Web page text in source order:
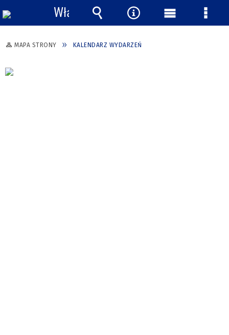
MAPA STRONY KALENDARZ WYDARZEŃ
Włącz
powiadomienia
Wyszukiwarka
Narzędzia
Menu Menu